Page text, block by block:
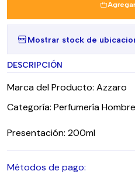
Mostrar stock de
DESCRIPCIÓN
Marca del Producto: Azzaro
Categoría: Perfumería
Presentación: 200ml
Métodos de pago: